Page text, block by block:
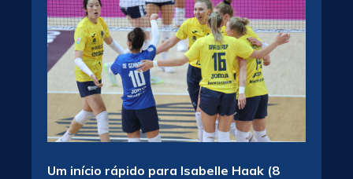
Um início rápido para Isabelle Haak (8